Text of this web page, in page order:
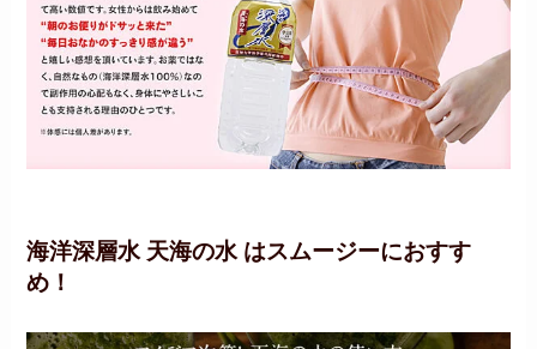
海洋深層水 天海の水 はスムージーにおすす
め！